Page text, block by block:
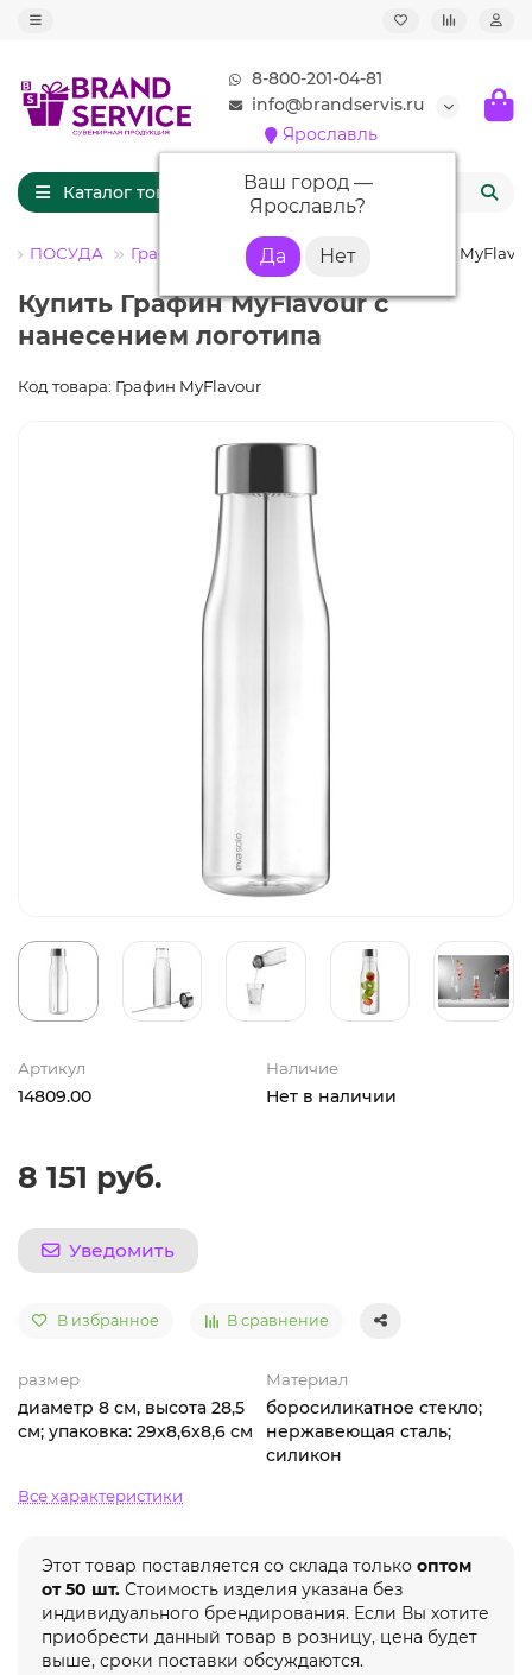
8-800-201-04-81
info@brandservis.ru
Ярославль
Ваш город —
Ярославль?
Каталог товаров
ПОСУДА Графины и питейные наборы Графин
Купить Графин MyFlavour с
нанесением логотипа
Код товара: Графин MyFlavour
Артикул
14809.00
Наличие
Нет в наличии
8 151 руб.
Уведомить
В избранное В сравнение
размер
диаметр 8 см, высота 28,5
см; упаковка: 29x8,6x8,6 см
Материал
боросиликатное стекло;
нержавеющая сталь;
силикон
Все характеристики
Этот товар поставляется со склада только оптом
от 50 шт. Стоимость изделия указана без
индивидуального брендирования. Если Вы хотите
приобрести данный товар в розницу, цена будет
выше, сроки поставки обсуждаются.